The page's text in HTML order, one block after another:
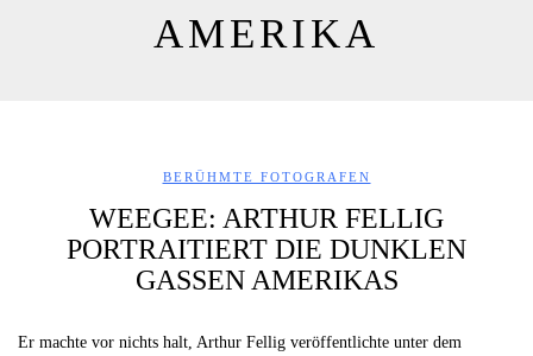
AMERIKA
BERÜHMTE FOTOGRAFEN
WEEGEE: ARTHUR FELLIG
PORTRAITIERT DIE DUNKLEN
GASSEN AMERIKAS
Er machte vor nichts halt, Arthur Fellig veröffentlichte unter dem